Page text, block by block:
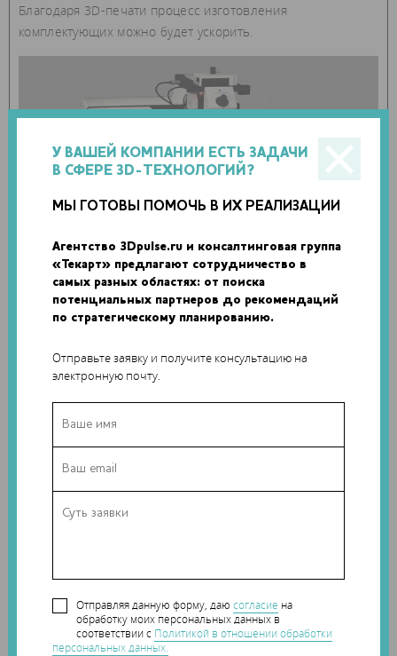
У ВАШЕЙ КОМПАНИИ ЕСТЬ ЗАДАЧИ
В СФЕРЕ 3D-ТЕХНОЛОГИЙ?
МЫ ГОТОВЫ ПОМОЧЬ В ИХ РЕАЛИЗАЦИИ
Агентство 3Dpulse.ru и консалтинговая группа
«Текарт» предлагают сотрудничество в
самых разных областях: от поиска
потенциальных партнеров до рекомендаций
по стратегическому планированию.
Отправьте заявку и получите консультацию на
электронную почту.
Отправляя данную форму, даюсогласие на
обработку моих персональных данных в
соответствии с Политикой в отношении обработки
персональных данных.
Благодаря 3D-печати процесс изготовления
комплектующих можно будет ускорить.
В основе новой системы производства – устройство
Nanoscribe Photonic Professional GT
процесс двухфотонной полимеризации. Метод
заключается в обработке светочувствительного материала
фоторезистов для Photonic Professional GT, которые
пропускной способности. Оборудование Nanoscribe
работает и с другими материалами, включая